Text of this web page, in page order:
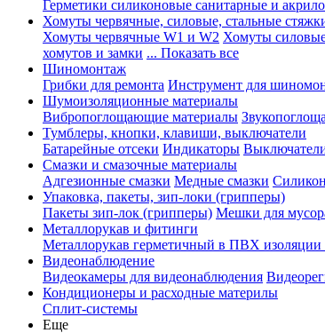
Герметики силиконовые санитарные и
Хомуты червячные, силовые, стальные
Хомуты червячные W1 и W2 Хомуты
хомутов и замки ... Показать все
Шиномонтаж
Грибки для ремонта Инструмент для
Шумоизоляционные материалы
Вибропоглощающие материалы
Тумблеры, кнопки, клавиши, выключатели
Батарейные отсеки Индикаторы
Смазки и смазочные материалы
Адгезионные смазки Медные смазки
Упаковка, пакеты, зип-локи (грипперы)
Пакеты зип-лок (грипперы) Мешки для
Металлорукав и фитинги
Металлорукав герметичный в ПВХ
Видеонаблюдение
Видеокамеры для видеонаблюдения
Кондиционеры и расходные материлы
Сплит-системы
Еще